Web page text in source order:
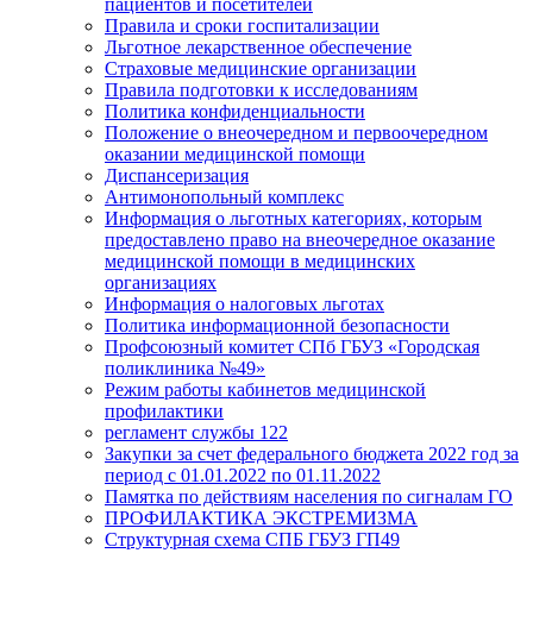
Правила и сроки госпитализации
Льготное лекарственное обеспечение
Страховые медицинские организации
Правила подготовки к исследованиям
Политика конфиденциальности
Положение о внеочередном и первоочередном
оказании медицинской помощи
Диспансеризация
Антимонопольный комплекс
Информация о льготных категориях, которым
предоставлено право на внеочередное оказание
медицинской помощи в медицинских
организациях
Информация о налоговых льготах
Политика информационной безопасности
Профсоюзный комитет СПб ГБУЗ «Городская
поликлиника №49»
Режим работы кабинетов медицинской
профилактики
регламент службы 122
Закупки за счет федерального бюджета 2022 год за
период с 01.01.2022 по 01.11.2022
Памятка по действиям населения по сигналам ГО
ПРОФИЛАКТИКА ЭКСТРЕМИЗМА
Структурная схема СПБ ГБУЗ ГП49